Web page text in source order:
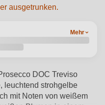
ausgetrunken.
Mehr
DOC Treviso
leuchtend strohgelbe
mit Noten von weißem